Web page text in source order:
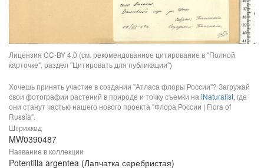
Лицензия CC-BY 4.0 (см. рекомендованное цитирование в "Полной
карточке", раздел "Цитировать для публикации")
Хочешь принять участие в создании "Атласа флоры России"? Загружай
свои фотографии растений в природе и точку съемки на iNaturalist, где
они станут частью нашего нового проекта "Флора России | Flora of
Russia".
Штрихкод
MW0390487
Название в коллекции
Potentilla argentea (Лапчатка серебристая)